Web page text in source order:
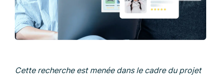
Cette recherche est menée dans le cadre du projet